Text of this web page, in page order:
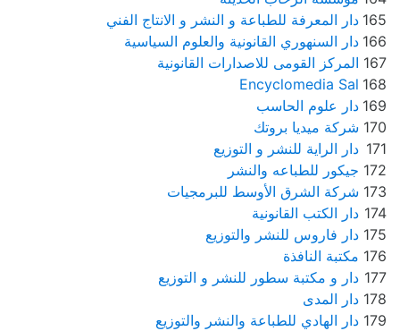
165 دار المعرفة للطباعة و النشر و الانتاج الفني
166 دار السنهوري القانونية والعلوم السياسية
167 المركز القومى للاصدارات القانونية
168
Encyclomedia Sal
169 دار علوم الحاسب
170 شركة ميديا بروتك
171 دار الراية للنشر و التوزيع
172 جيكور للطباعه والنشر
173 شركة الشرق الأوسط للبرمجيات
174 دار الكتب القانونية
175 دار فاروس للنشر والتوزيع
176 مكتبة النافذة
177 دار و مكتبة سطور للنشر و التوزيع
178 دار المدى
179 دار الهادي للطباعة والنشر والتوزيع